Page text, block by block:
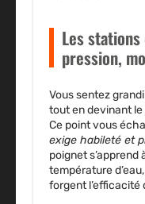
Les
pression,
Vous sentez
tout en devinant
Ce point vous
exige habileté et
poignet s’apprend
température
forgent l’efficacité